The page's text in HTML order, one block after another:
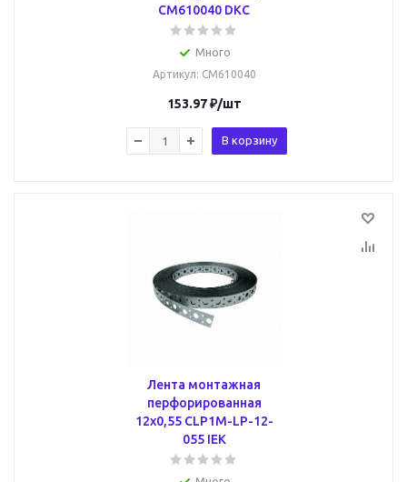
CM610040 DKC
Много
Артикул: CM610040
153.97₽/шт
В корзину
Лента монтажная
перфорированная
12х0,55 CLP1M-LP-12-
055 IEK